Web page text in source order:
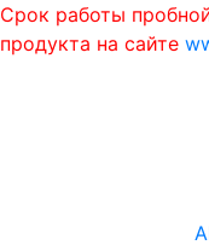
Срок работы
продукта на сайте